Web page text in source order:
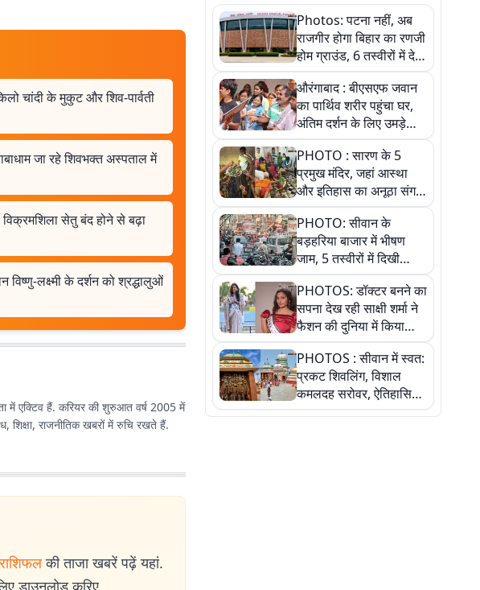
चांदी के मुकुट और शिव-पार्वती
जा रहे शिवभक्त अस्पताल में
सेतु बंद होने से बढ़ा
लक्ष्मी के दर्शन को श्रद्धालुओं
में एक्टिव हैं. करियर की शुरुआत वर्ष 2005 में
शिक्षा, राजनीतिक खबरों में रुचि रखते हैं.
राशिफल की ताजा खबरें पढ़ें यहां.
डाउनलोड करिए
Photos: पटना नहीं, अब
राजगीर होगा बिहार का रणजी
होम ग्राउंड, 6 तस्वीरों में देखें
नए स्टेडियम की पूरी कहानी
औरंगाबाद : बीएसएफ जवान
का पार्थिव शरीर पहुंचा घर,
अंतिम दर्शन के लिए उमड़े
लोग
PHOTO : सारण के 5
प्रमुख मंदिर, जहां आस्था
और इतिहास का अनूठा संगम,
तस्वीरों में जानिए
PHOTO: सीवान के
बड़हरिया बाजार में भीषण
जाम, 5 तस्वीरों में दिखी
अव्यवस्था
PHOTOS: डॉक्टर बनने का
सपना देख रही साक्षी शर्मा ने
फैशन की दुनिया में किया
कमाल,जानिए बेगूसराय की
बेटी ने कैसे दी अपने सपनों
को उड़ान
PHOTOS : सीवान में स्वत:
प्रकट शिवलिंग, विशाल
कमलदह सरोवर, ऐतिहासिक
महेंद्रनाथ मंदिर और घंटाघर